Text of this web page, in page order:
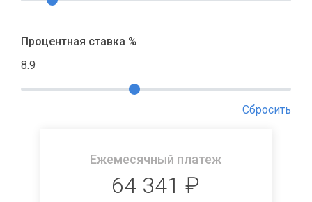
Процентная ставка %
8.9
Сбросить
Ежемесячный платеж
64 341 ₽